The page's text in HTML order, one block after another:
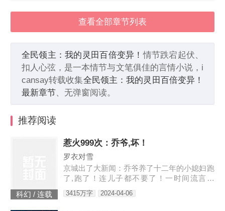
查看全部章节列表
全民领主：我的灵田百倍变异！情节跌宕起伏、
扣人心弦，是一本情节与文笔俱佳的言情小说，i
cansay转载收集全民领主：我的灵田百倍变异！
最新章节、无弹窗阅读。
推荐阅读
科幻 / 连载
惹火999次：乔爷,坏！
罗衣对雪
京城出了大新闻：乔爷养了十二年的小媳妇跑
了,跑了！连儿子都不要了！一时间流言四
起：听说是乔爷技术差时间短、夫妻生活不和
谐；听说是小媳妇和别人好上了；听说是儿子
3415万字 2024-04-06